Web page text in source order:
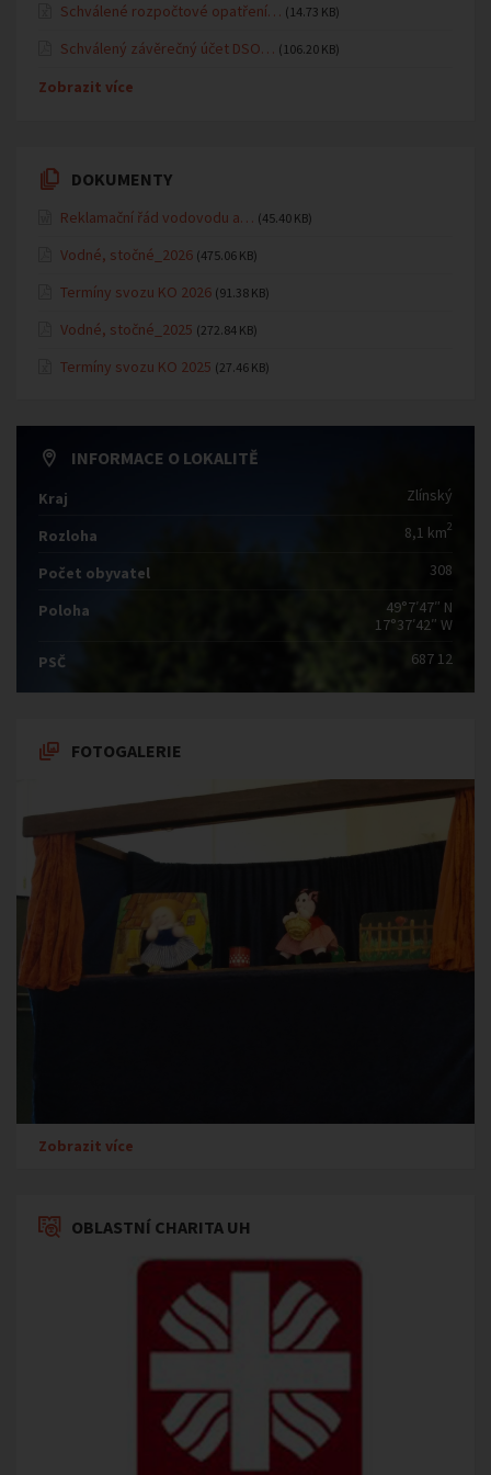
Schválené rozpočtové opatření… (14.73 KB)
Schválený závěrečný účet DSO… (106.20 KB)
Zobrazit více
DOKUMENTY
Reklamační řád vodovodu a… (45.40 KB)
Vodné, stočné_2026 (475.06 KB)
Termíny svozu KO 2026 (91.38 KB)
Vodné, stočné_2025 (272.84 KB)
Termíny svozu KO 2025 (27.46 KB)
INFORMACE O LOKALITĚ
Kraj Zlínský
Rozloha 8,1 km2
Počet obyvatel 308
Poloha
49°7′47″ N
17°37′42″ W
PSČ
687 12
FOTOGALERIE
Zobrazit více
OBLASTNÍ CHARITA UH